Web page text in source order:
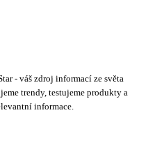
- váš zdroj informací ze světa
trendy, testujeme produkty a
informace.